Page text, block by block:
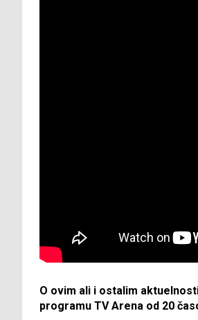
O ovim ali i ostalim
programu TV Arena od 20